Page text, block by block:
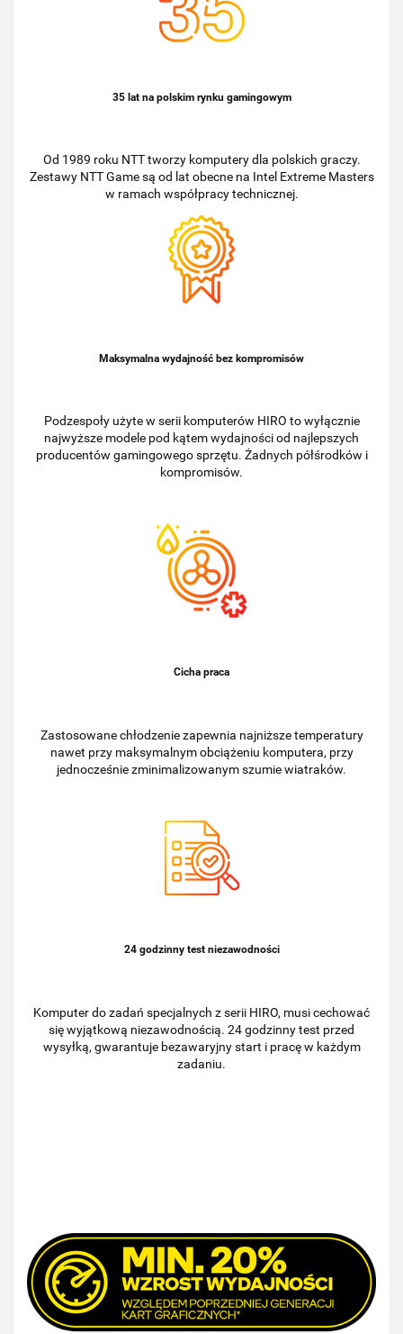
35 lat na polskim rynku gamingowym
Od 1989 roku NTT tworzy komputery dla polskich graczy.
Zestawy NTT Game są od lat obecne na Intel Extreme Masters
w ramach współpracy technicznej.
Maksymalna wydajność bez kompromisów
Podzespoły użyte w serii komputerów HIRO to wyłącznie
najwyższe modele pod kątem wydajności od najlepszych
producentów gamingowego sprzętu. Żadnych półśrodków i
kompromisów.
Cicha praca
Zastosowane chłodzenie zapewnia najniższe temperatury
nawet przy maksymalnym obciążeniu komputera, przy
jednocześnie zminimalizowanym szumie wiatraków.
24 godzinny test niezawodności
Komputer do zadań specjalnych z serii HIRO, musi cechować
się wyjątkową niezawodnością. 24 godzinny test przed
wysyłką, gwarantuje bezawaryjny start i pracę w każdym
zadaniu.